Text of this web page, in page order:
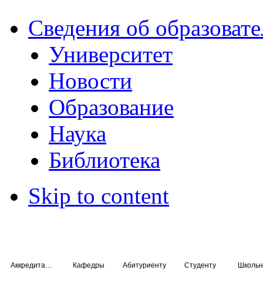
Сведения об
Университет
Новости
Образование
Наука
Библиотека
Skip to content
Кафедры Абитуриенту Студенту